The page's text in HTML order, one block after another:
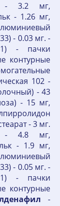
- 3.2 мг,
- 1.26 мг,
- 0.03 мг. -
- пачки
контурные
102 -
- 43
- 15 мг,
- 3 мг.
- 4.8 мг,
- 1.9 мг,
- 0.05 мг. -
- пачки
контурные
-